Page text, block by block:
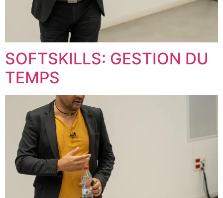
SOFTSKILLS: GESTION DU
TEMPS